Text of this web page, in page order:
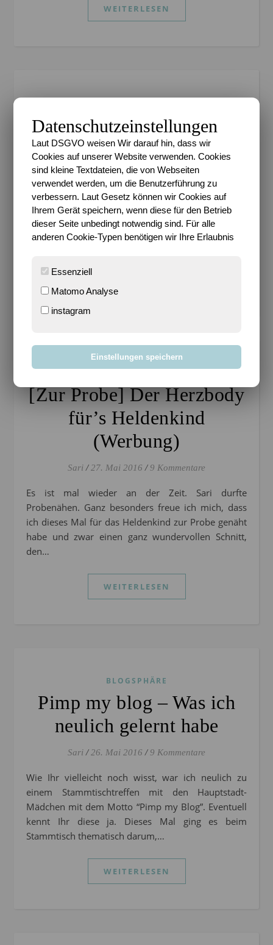
WEITERLESEN
Projekt 52 – Die Themen
für Juni
Sari / 28. Mai 2016 / 0 Kommentare
Und schon ist wieder Halbzeit angesagt, nicht wahr?
Der wundervolle Monat Juni steht vor der Tür und
wir hoffen darauf, dass er einen guten Einstieg in
den Sommer bildet. Nach wie vor gibt…
[Zur Probe] Der Herzbody
für’s Heldenkind
(Werbung)
Sari / 27. Mai 2016 / 9 Kommentare
Es ist mal wieder an der Zeit. Sari durfte
Probenähen. Ganz besonders freue ich mich, dass
ich dieses Mal für das Heldenkind zur Probe genäht
habe und zwar einen ganz wundervollen Schnitt,
den…
WEITERLESEN
BLOGSPHÄRE
Pimp my blog – Was ich
neulich gelernt habe
Sari / 26. Mai 2016 / 9 Kommentare
Wie Ihr vielleicht noch wisst, war ich neulich zu
einem Stammtischtreffen mit den Hauptstadt-
Mädchen mit dem Motto “Pimp my Blog”. Eventuell
kennt Ihr diese ja. Dieses Mal ging es beim
Stammtisch thematisch darum,…
WEITERLESEN
Datenschutzeinstellungen
Laut DSGVO weisen Wir darauf hin, dass wir
Cookies auf unserer Website verwenden. Cookies
sind kleine Textdateien, die von Webseiten
verwendet werden, um die Benutzerführung zu
verbessern. Laut Gesetz können wir Cookies auf
Ihrem Gerät speichern, wenn diese für den Betrieb
dieser Seite unbedingt notwendig sind. Für alle
anderen Cookie-Typen benötigen wir Ihre Erlaubnis
Essenziell
Matomo Analyse
instagram
Einstellungen speichern